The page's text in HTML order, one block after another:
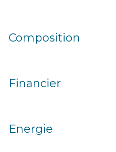
Composition
Financier
Energie